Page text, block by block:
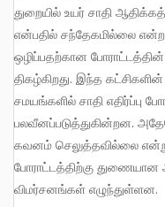
துறையில் உயர் சாதி
என்பதில் சந்தேகமில்லை
ஒழிப்பதற்கான
திகழ்கிறது. இந்த
சமயங்களில் சாதி எதிர்ப்பு
பலவீனப்படுத்துகின்றன.
கவனம் செலுத்தவில்லை
போராட்டத்திற்கு துணையான
விமர்சனங்கள் எழுந்துள்ளன.